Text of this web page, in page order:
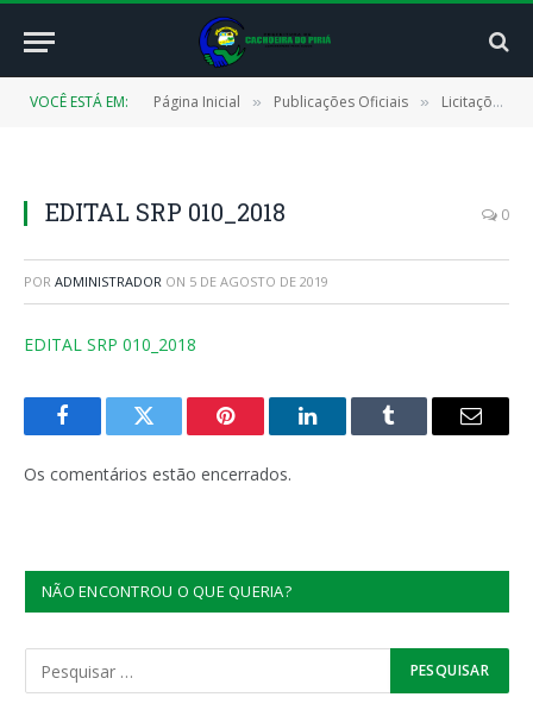
VOCÊ ESTÁ EM: Página Inicial » Publicações Oficiais » Licitações
EDITAL SRP 010_2018 0
POR ADMINISTRADOR ON 5 DE AGOSTO DE 2019
EDITAL SRP 010_2018
FacebookTwitter Pinterest LinkedInTumblr
E-
Os comentários estão encerrados.
NÃO ENCONTROU O QUE QUERIA?